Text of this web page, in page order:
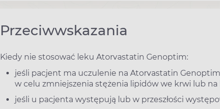
Przeciwwskazania
Kiedy nie stosować leku Atorvastatin Genoptim:
jeśli pacjent ma uczulenie na Atorvastatin
w celu zmniejszenia stężenia lipidów we krwi lub
jeśli u pacjenta występują lub w przeszłości